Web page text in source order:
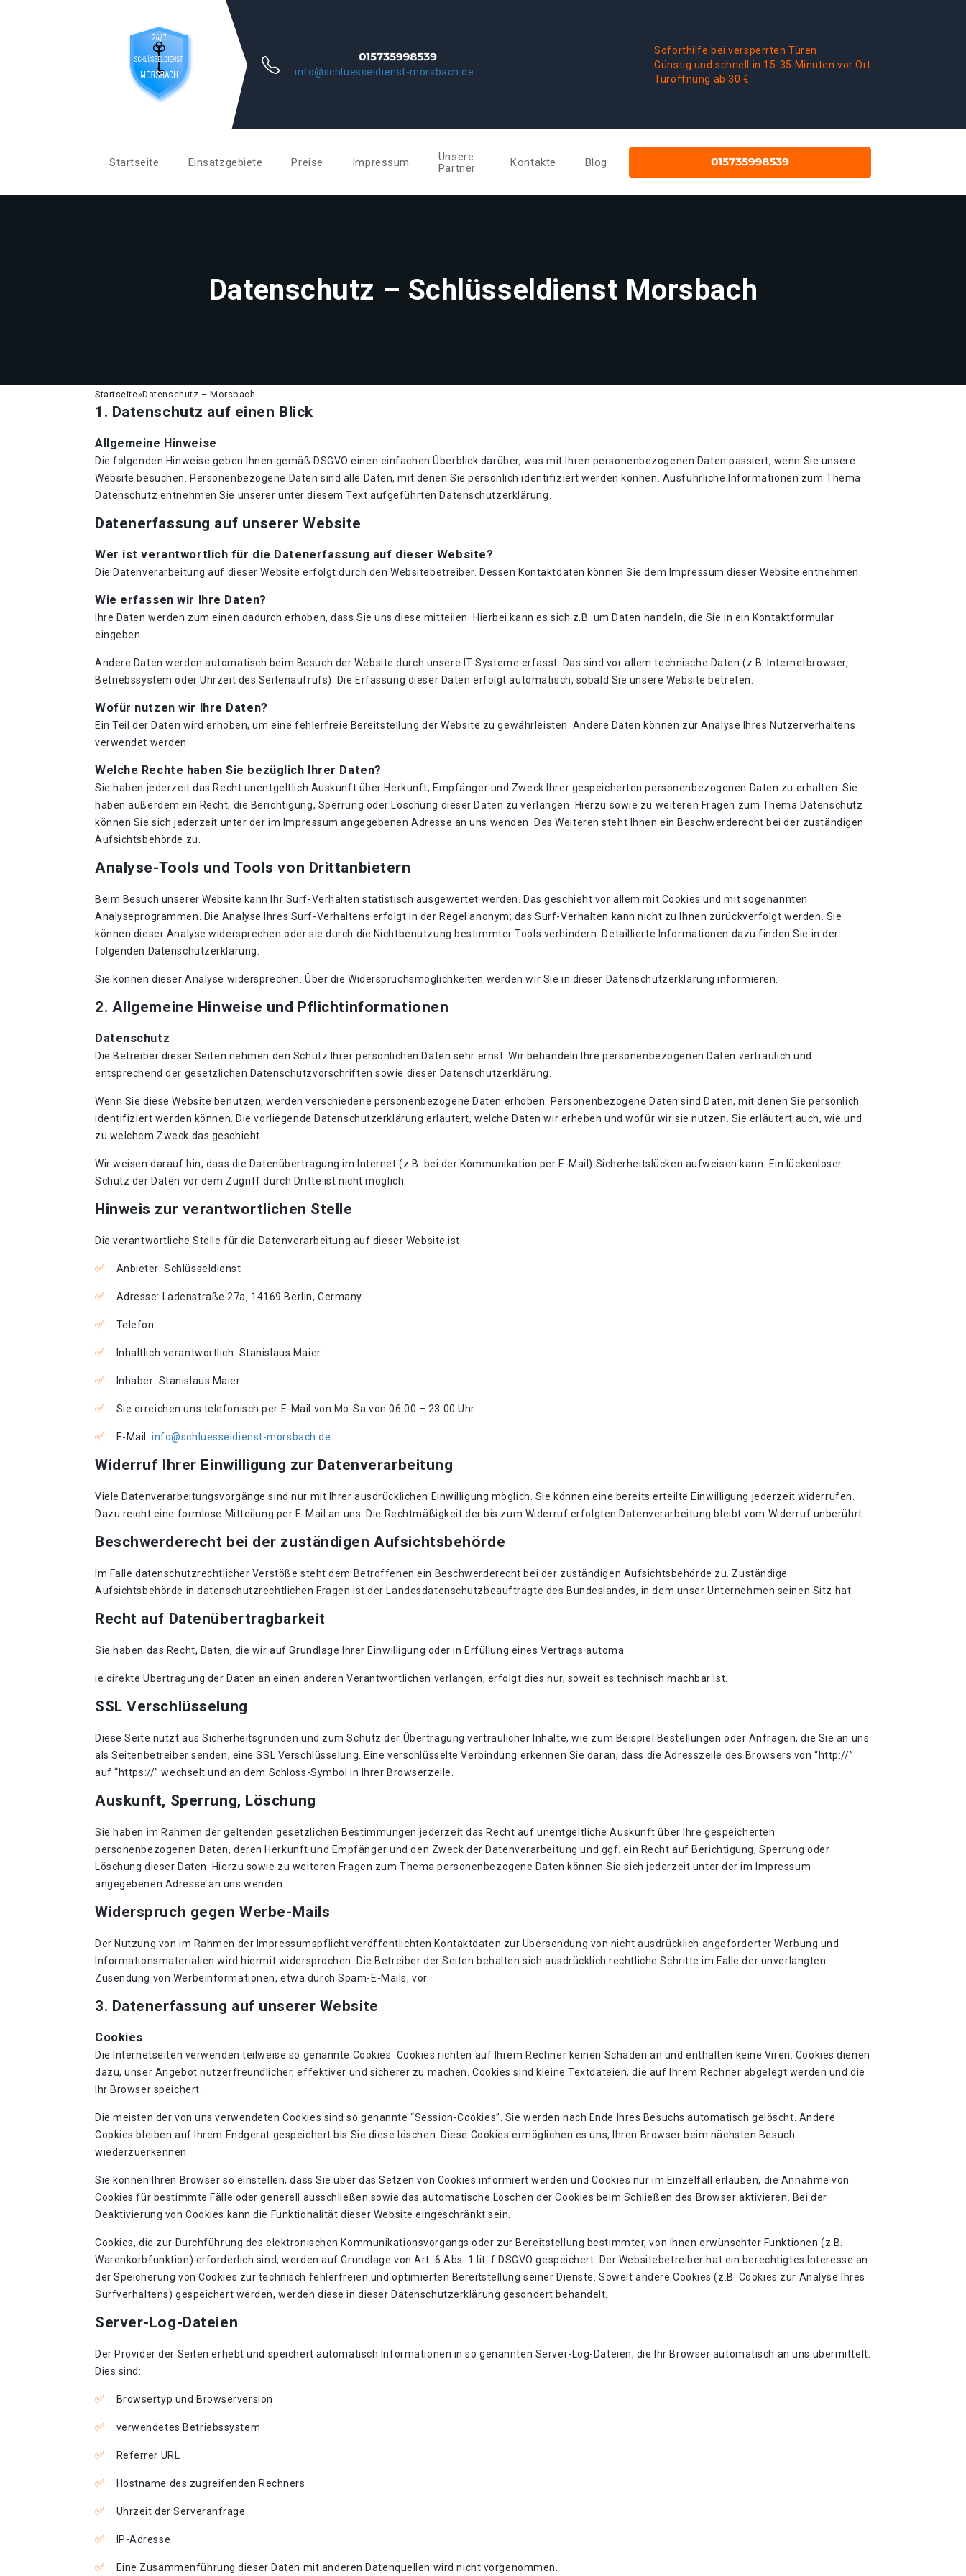
info@schluesseldienst-morsbach.de
Soforthilfe bei versperrten Türen
Günstig und schnell in 15-35 Minuten vor Ort
Türöffnung ab 30 €
Startseite Einsatzgebiete Preise Impressum
Unsere
Partner
Kontakte Blog
Datenschutz – Schlüsseldienst Morsbach
Startseite»Datenschutz – Morsbach
1. Datenschutz auf einen Blick
Allgemeine Hinweise
Die folgenden Hinweise geben Ihnen gemäß DSGVO einen einfachen Überblick darüber, was mit Ihren personenbezogenen Daten passiert, wenn Sie unsere
Website besuchen. Personenbezogene Daten sind alle Daten, mit denen Sie persönlich identifiziert werden können. Ausführliche Informationen zum Thema
Datenschutz entnehmen Sie unserer unter diesem Text aufgeführten Datenschutzerklärung.
Datenerfassung auf unserer Website
Wer ist verantwortlich für die Datenerfassung auf dieser Website?
Die Datenverarbeitung auf dieser Website erfolgt durch den Websitebetreiber. Dessen Kontaktdaten können Sie dem Impressum dieser Website entnehmen.
Wie erfassen wir Ihre Daten?
Ihre Daten werden zum einen dadurch erhoben, dass Sie uns diese mitteilen. Hierbei kann es sich z.B. um Daten handeln, die Sie in ein Kontaktformular
eingeben.
Andere Daten werden automatisch beim Besuch der Website durch unsere IT-Systeme erfasst. Das sind vor allem technische Daten (z.B. Internetbrowser,
Betriebssystem oder Uhrzeit des Seitenaufrufs). Die Erfassung dieser Daten erfolgt automatisch, sobald Sie unsere Website betreten.
Wofür nutzen wir Ihre Daten?
Ein Teil der Daten wird erhoben, um eine fehlerfreie Bereitstellung der Website zu gewährleisten. Andere Daten können zur Analyse Ihres Nutzerverhaltens
verwendet werden.
Welche Rechte haben Sie bezüglich Ihrer Daten?
Sie haben jederzeit das Recht unentgeltlich Auskunft über Herkunft, Empfänger und Zweck Ihrer gespeicherten personenbezogenen Daten zu erhalten. Sie
haben außerdem ein Recht, die Berichtigung, Sperrung oder Löschung dieser Daten zu verlangen. Hierzu sowie zu weiteren Fragen zum Thema Datenschutz
können Sie sich jederzeit unter der im Impressum angegebenen Adresse an uns wenden. Des Weiteren steht Ihnen ein Beschwerderecht bei der zuständigen
Aufsichtsbehörde zu.
Analyse-Tools und Tools von Drittanbietern
Beim Besuch unserer Website kann Ihr Surf-Verhalten statistisch ausgewertet werden. Das geschieht vor allem mit Cookies und mit sogenannten
Analyseprogrammen. Die Analyse Ihres Surf-Verhaltens erfolgt in der Regel anonym; das Surf-Verhalten kann nicht zu Ihnen zurückverfolgt werden. Sie
können dieser Analyse widersprechen oder sie durch die Nichtbenutzung bestimmter Tools verhindern. Detaillierte Informationen dazu finden Sie in der
folgenden Datenschutzerklärung.
Sie können dieser Analyse widersprechen. Über die Widerspruchsmöglichkeiten werden wir Sie in dieser Datenschutzerklärung informieren.
2. Allgemeine Hinweise und Pflichtinformationen
Datenschutz
Die Betreiber dieser Seiten nehmen den Schutz Ihrer persönlichen Daten sehr ernst. Wir behandeln Ihre personenbezogenen Daten vertraulich und
entsprechend der gesetzlichen Datenschutzvorschriften sowie dieser Datenschutzerklärung.
Wenn Sie diese Website benutzen, werden verschiedene personenbezogene Daten erhoben. Personenbezogene Daten sind Daten, mit denen Sie persönlich
identifiziert werden können. Die vorliegende Datenschutzerklärung erläutert, welche Daten wir erheben und wofür wir sie nutzen. Sie erläutert auch, wie und
zu welchem Zweck das geschieht.
Wir weisen darauf hin, dass die Datenübertragung im Internet (z.B. bei der Kommunikation per E-Mail) Sicherheitslücken aufweisen kann. Ein lückenloser
Schutz der Daten vor dem Zugriff durch Dritte ist nicht möglich.
Hinweis zur verantwortlichen Stelle
Die verantwortliche Stelle für die Datenverarbeitung auf dieser Website ist:
Anbieter: Schlüsseldienst
Adresse: Ladenstraße 27a, 14169 Berlin, Germany
Telefon:
Inhaltlich verantwortlich: Stanislaus Maier
Inhaber: Stanislaus Maier
Sie erreichen uns telefonisch per E-Mail von Mo-Sa von 06:00 – 23:00 Uhr.
E-Mail:info@schluesseldienst-morsbach.de
Widerruf Ihrer Einwilligung zur Datenverarbeitung
Viele Datenverarbeitungsvorgänge sind nur mit Ihrer ausdrücklichen Einwilligung möglich. Sie können eine bereits erteilte Einwilligung jederzeit widerrufen.
Dazu reicht eine formlose Mitteilung per E-Mail an uns. Die Rechtmäßigkeit der bis zum Widerruf erfolgten Datenverarbeitung bleibt vom Widerruf unberührt.
Beschwerderecht bei der zuständigen Aufsichtsbehörde
Im Falle datenschutzrechtlicher Verstöße steht dem Betroffenen ein Beschwerderecht bei der zuständigen Aufsichtsbehörde zu. Zuständige
Aufsichtsbehörde in datenschutzrechtlichen Fragen ist der Landesdatenschutzbeauftragte des Bundeslandes, in dem unser Unternehmen seinen Sitz hat.
Recht auf Datenübertragbarkeit
Sie haben das Recht, Daten, die wir auf Grundlage Ihrer Einwilligung oder in Erfüllung eines Vertrags automa
ie direkte Übertragung der Daten an einen anderen Verantwortlichen verlangen, erfolgt dies nur, soweit es technisch machbar ist.
SSL Verschlüsselung
Diese Seite nutzt aus Sicherheitsgründen und zum Schutz der Übertragung vertraulicher Inhalte, wie zum Beispiel Bestellungen oder Anfragen, die Sie an uns
als Seitenbetreiber senden, eine SSL Verschlüsselung. Eine verschlüsselte Verbindung erkennen Sie daran, dass die Adresszeile des Browsers von “http://”
auf “https://” wechselt und an dem Schloss-Symbol in Ihrer Browserzeile.
Auskunft, Sperrung, Löschung
Sie haben im Rahmen der geltenden gesetzlichen Bestimmungen jederzeit das Recht auf unentgeltliche Auskunft über Ihre gespeicherten
personenbezogenen Daten, deren Herkunft und Empfänger und den Zweck der Datenverarbeitung und ggf. ein Recht auf Berichtigung, Sperrung oder
Löschung dieser Daten. Hierzu sowie zu weiteren Fragen zum Thema personenbezogene Daten können Sie sich jederzeit unter der im Impressum
angegebenen Adresse an uns wenden.
Widerspruch gegen Werbe-Mails
Der Nutzung von im Rahmen der Impressumspflicht veröffentlichten Kontaktdaten zur Übersendung von nicht ausdrücklich angeforderter Werbung und
Informationsmaterialien wird hiermit widersprochen. Die Betreiber der Seiten behalten sich ausdrücklich rechtliche Schritte im Falle der unverlangten
Zusendung von Werbeinformationen, etwa durch Spam-E-Mails, vor.
3. Datenerfassung auf unserer Website
Cookies
Die Internetseiten verwenden teilweise so genannte Cookies. Cookies richten auf Ihrem Rechner keinen Schaden an und enthalten keine Viren. Cookies dienen
dazu, unser Angebot nutzerfreundlicher, effektiver und sicherer zu machen. Cookies sind kleine Textdateien, die auf Ihrem Rechner abgelegt werden und die
Ihr Browser speichert.
Die meisten der von uns verwendeten Cookies sind so genannte “Session-Cookies”. Sie werden nach Ende Ihres Besuchs automatisch gelöscht. Andere
Cookies bleiben auf Ihrem Endgerät gespeichert bis Sie diese löschen. Diese Cookies ermöglichen es uns, Ihren Browser beim nächsten Besuch
wiederzuerkennen.
Sie können Ihren Browser so einstellen, dass Sie über das Setzen von Cookies informiert werden und Cookies nur im Einzelfall erlauben, die Annahme von
Cookies für bestimmte Fälle oder generell ausschließen sowie das automatische Löschen der Cookies beim Schließen des Browser aktivieren. Bei der
Deaktivierung von Cookies kann die Funktionalität dieser Website eingeschränkt sein.
Cookies, die zur Durchführung des elektronischen Kommunikationsvorgangs oder zur Bereitstellung bestimmter, von Ihnen erwünschter Funktionen (z.B.
Warenkorbfunktion) erforderlich sind, werden auf Grundlage von Art. 6 Abs. 1 lit. f DSGVO gespeichert. Der Websitebetreiber hat ein berechtigtes Interesse an
der Speicherung von Cookies zur technisch fehlerfreien und optimierten Bereitstellung seiner Dienste. Soweit andere Cookies (z.B. Cookies zur Analyse Ihres
Surfverhaltens) gespeichert werden, werden diese in dieser Datenschutzerklärung gesondert behandelt.
Server-Log-Dateien
Der Provider der Seiten erhebt und speichert automatisch Informationen in so genannten Server-Log-Dateien, die Ihr Browser automatisch an uns übermittelt.
Dies sind:
Browsertyp und Browserversion
verwendetes Betriebssystem
Referrer URL
Hostname des zugreifenden Rechners
Uhrzeit der Serveranfrage
IP-Adresse
Eine Zusammenführung dieser Daten mit anderen Datenquellen wird nicht vorgenommen.